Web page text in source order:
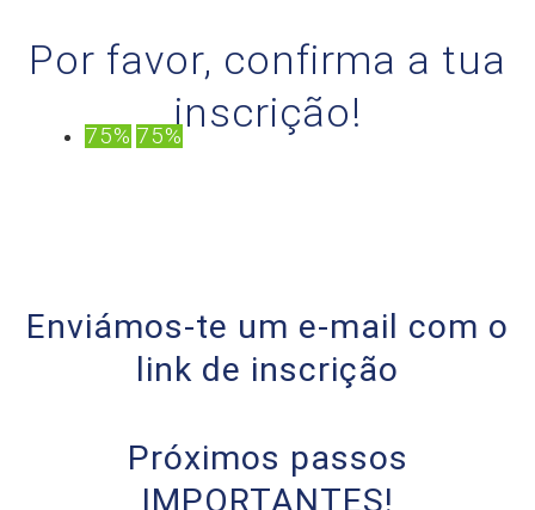
Por favor, confirma a tua
inscrição!
75% 75%
Enviámos-te um e-mail com o
link de inscrição
Próximos passos
IMPORTANTES!